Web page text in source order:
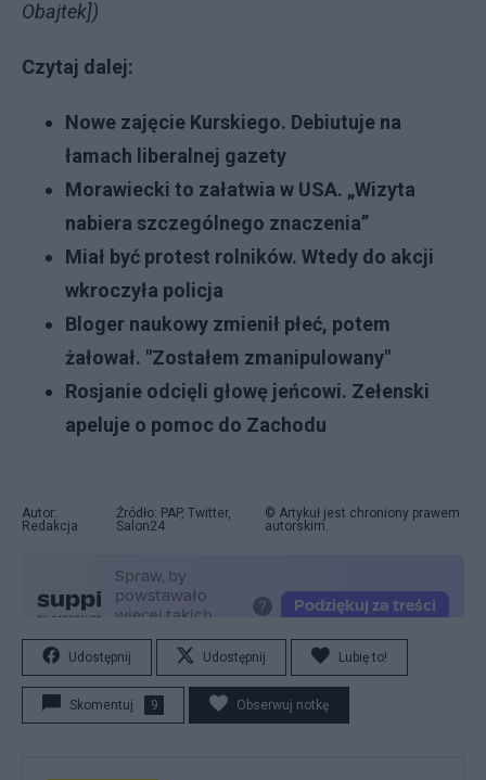
Obajtek])
Czytaj dalej:
Nowe zajęcie Kurskiego. Debiutuje na
łamach liberalnej gazety
Morawiecki to załatwia w USA. „Wizyta
nabiera szczególnego znaczenia”
Miał być protest rolników. Wtedy do akcji
wkroczyła policja
Bloger naukowy zmienił płeć, potem
żałował. "Zostałem zmanipulowany"
Rosjanie odcięli głowę jeńcowi. Zełenski
apeluje o pomoc do Zachodu
Autor:
Redakcja
Źródło: PAP, Twitter,
Salon24
© Artykuł jest chroniony prawem
autorskim.
Udostępnij Udostępnij Lubię to!
Skomentuj 9 Obserwuj notkę